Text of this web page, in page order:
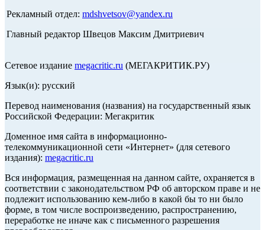
Рекламный отдел: mdshvetsov@yandex.ru
Главный редактор Швецов Максим Дмитриевич
Сетевое издание megacritic.ru (МЕГАКРИТИК.РУ)
Язык(и): русский
Перевод наименования (названия) на государственный язык
Российской Федерации: Мегакритик
Доменное имя сайта в информационно-
телекоммуникационной сети «Интернет» (для сетевого
издания): megacritic.ru
Вся информация, размещенная на данном сайте, охраняется в
соответствии с законодательством РФ об авторском праве и не
подлежит использованию кем-либо в какой бы то ни было
форме, в том числе воспроизведению, распространению,
переработке не иначе как с письменного разрешения